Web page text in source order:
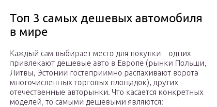
Топ 3 самых дешевых автомобиля
в мире
Каждый сам выбирает место для покупки – одних
привлекают дешевые авто в Европе (рынки Польши,
Литвы, Эстонии гостеприимно распахивают ворота
многочисленных торговых площадок), других –
отечественные авторынки. Что касается конкретных
моделей, то самыми дешевыми являются: